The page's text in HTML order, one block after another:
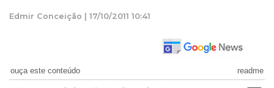
Edmir Conceição | 17/10/2011 10:41
ouça este conteúdo readme